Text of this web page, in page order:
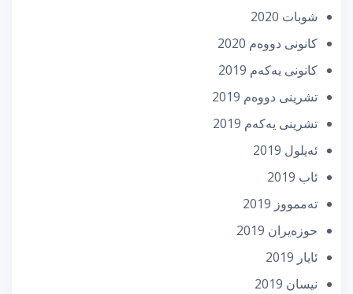
شوبات 2020
كانونی دووه‌م 2020
كانونی یه‌كه‌م 2019
تشرینی دووه‌م 2019
تشرینی یه‌كه‌م 2019
ئه‌یلول 2019
ئاب 2019
تەممووز 2019
حوزه‌یران 2019
ئایار 2019
نیسان 2019